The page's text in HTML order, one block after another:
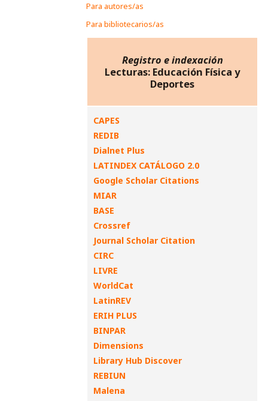
Para autores/as
Para bibliotecarios/as
Registro e indexación
Lecturas: Educación Física y
Deportes
CAPES
REDIB
Dialnet Plus
LATINDEX CATÁLOGO 2.0
Google Scholar Citations
MIAR
BASE
Crossref
Journal Scholar Citation
CIRC
LIVRE
WorldCat
LatinREV
ERIH PLUS
BINPAR
Dimensions
Library Hub Discover
REBIUN
Malena